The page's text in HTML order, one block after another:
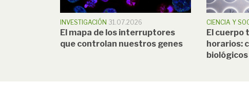
INVESTIGACIÓN 31.07.2026
El mapa de los interruptores
que controlan nuestros genes
CIENCIA Y
El cuerpo
horarios: